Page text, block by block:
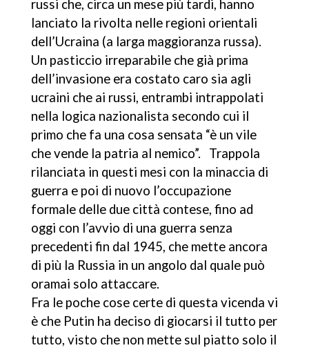
russi che, circa un mese più tardi, hanno
lanciato la rivolta nelle regioni orientali
dell’Ucraina (a larga maggioranza russa).
Un pasticcio irreparabile che già prima
dell’invasione era costato caro sia agli
ucraini che ai russi, entrambi intrappolati
nella logica nazionalista secondo cui il
primo che fa una cosa sensata “è un vile
che vende la patria al nemico”. Trappola
rilanciata in questi mesi con la minaccia di
guerra e poi di nuovo l’occupazione
formale delle due città contese, fino ad
oggi con l’avvio di una guerra senza
precedenti fin dal 1945, che mette ancora
di più la Russia in un angolo dal quale può
oramai solo attaccare.
Fra le poche cose certe di questa vicenda vi
è che Putin ha deciso di giocarsi il tutto per
tutto, visto che non mette sul piatto solo il